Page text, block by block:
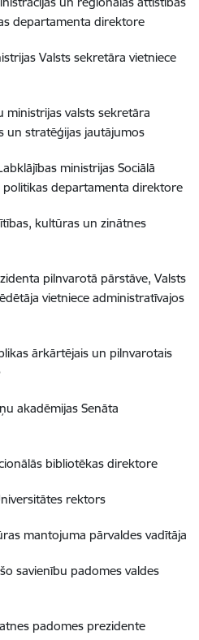
departamenta direktore
Valsts sekretāra vietniece
ministrijas valsts sekretāra
un stratēģijas jautājumos
ministrijas Sociālā
politikas departamenta direktore
kultūras un zinātnes
pilnvarotā pārstāve, Valsts
vietniece administratīvajos
ārkārtējais un pilnvarotais
akadēmijas Senāta
bibliotēkas direktore
rektors
mantojuma pārvaldes vadītāja
savienību padomes valdes
padomes prezidente